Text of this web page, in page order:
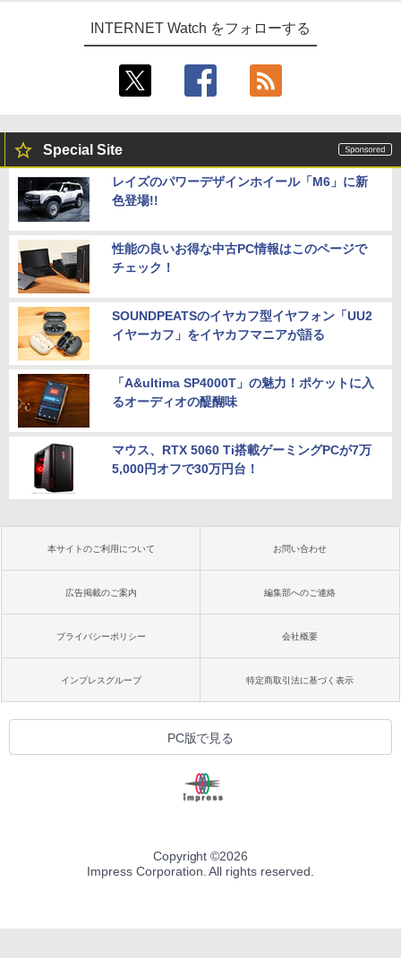
INTERNET Watch をフォローする
Special Site
レイズのパワーデザインホイール「M6」に新
色登場!!
性能の良いお得な中古PC情報はこのページで
チェック！
SOUNDPEATSのイヤカフ型イヤフォン「UU2
イヤーカフ」をイヤカフマニアが語る
「A&ultima SP4000T」の魅力！ポケットに入
るオーディオの醍醐味
マウス、RTX 5060 Ti搭載ゲーミングPCが7万
5,000円オフで30万円台！
本サイトのご利用について お問い合わせ
広告掲載のご案内 編集部へのご連絡
プライバシーポリシー 会社概要
インプレスグループ 特定商取引法に基づく表示
PC版で見る
Copyright ©2026
Impress Corporation. All rights reserved.